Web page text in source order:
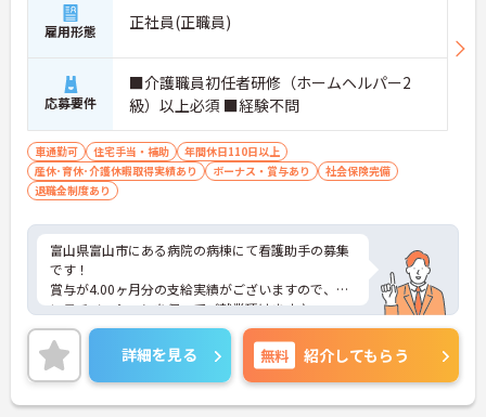
雇用形態 正社員(正職員)
応募要件
■介護職員初任者研修（ホームヘルパー2
級）以上必須 ■経験不問
車通勤可 住宅手当・補助
年間休日110日以上
産休･育休･介護休暇取得実績あり
ボーナス・賞与あり
社会保険完備
退職金制度あり
富山県富山市にある病院の病棟にて看護助手の募集
です！
賞与が4.00ヶ月分の支給実績がございますので、高
いモチベーションを保ってご就業頂けます♪
育児休業・介護休業の取得実績もあり、ライフステ
ージが変化しても安心してお勤めいただける環境で
す◎
ご興味のある方には、面接対策ポイントなど、さら
に詳細をお話しいたしますのでお気軽にご相談くだ
詳細を見る 無料 紹介してもらう